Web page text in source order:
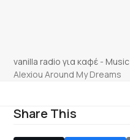
vanilla radio για καφέ - Music
Alexiou Around My Dreams
Share This